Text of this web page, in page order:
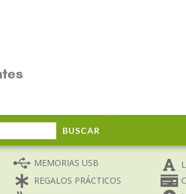
BUSCAR
MEMORIAS USB
REGALOS PRÁCTICOS